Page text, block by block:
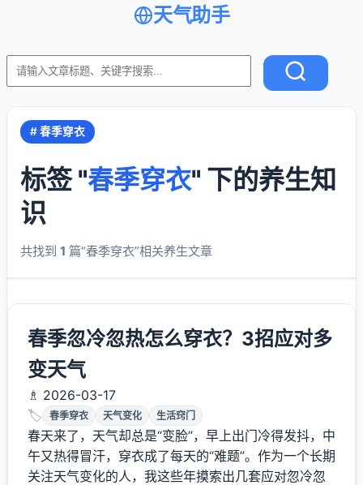
天气助手
# 春季穿衣
标签 "春季穿衣" 下的养生知
识
共找到 1 篇“春季穿衣”相关养生文章
春季忽冷忽热怎么穿衣？3招应对多
变天气
♗ 2026-03-17
🏷️
春季穿衣 天气变化 生活窍门
春天来了，天气却总是“变脸”，早上出门冷得发抖，中
午又热得冒汗，穿衣成了每天的“难题”。作为一个长期
关注天气变化的人，我这些年摸索出几套应对忽冷忽